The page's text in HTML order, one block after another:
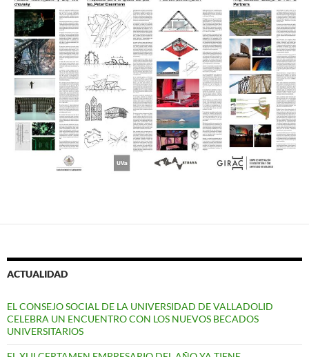
ACTUALIDAD
EL CONSEJO SOCIAL DE LA UNIVERSIDAD DE VALLADOLID
CELEBRA UN ENCUENTRO CON LOS NUEVOS BECADOS
UNIVERSITARIOS